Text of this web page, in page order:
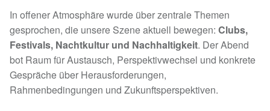
In offener Atmosphäre wurde über zentrale Themen
gesprochen, die unsere Szene aktuell bewegen: Clubs,
Festivals, Nachtkultur und Nachhaltigkeit. Der Abend
bot Raum für Austausch, Perspektivwechsel und konkrete
Gespräche über Herausforderungen,
Rahmenbedingungen und Zukunftsperspektiven.